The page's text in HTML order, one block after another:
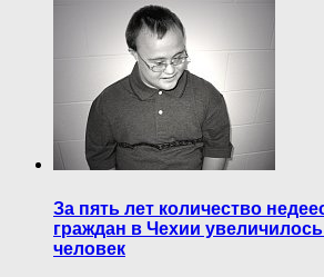
За пять лет количество
граждан в Чехии
человек